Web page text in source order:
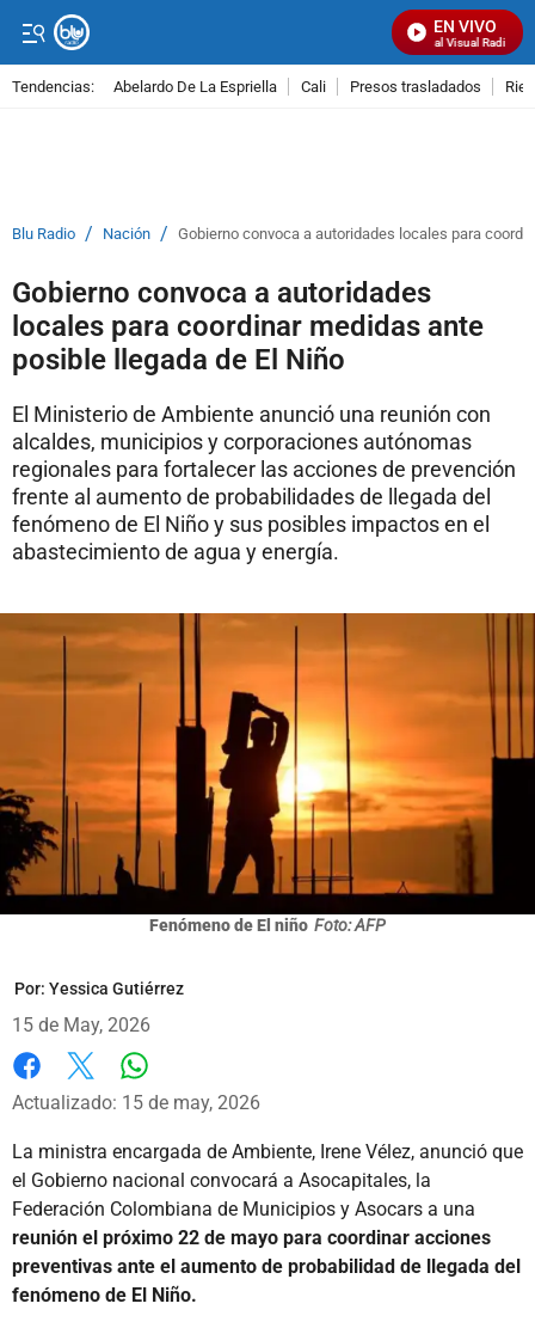
EN VIVO
Señal Visual Radio
Tendencias: Abelardo De La Espriella Cali Presos trasladados
Blu Radio / Nación / Gobierno convoca a autoridades locales para
Gobierno convoca a autoridades
locales para coordinar medidas ante
posible llegada de El Niño
El Ministerio de Ambiente anunció una reunión con
alcaldes, municipios y corporaciones autónomas
regionales para fortalecer las acciones de prevención
frente al aumento de probabilidades de llegada del
fenómeno de El Niño y sus posibles impactos en el
abastecimiento de agua y energía.
Fenómeno de El niño Foto: AFP
Por: Yessica Gutiérrez
15 de May, 2026
Facebook
X
Actualizado: 15 de may, 2026
La ministra encargada de Ambiente, Irene Vélez, anunció que
el Gobierno nacional convocará a Asocapitales, la
Federación Colombiana de Municipios y Asocars a una
reunión el próximo 22 de mayo para coordinar acciones
preventivas ante el aumento de probabilidad de llegada del
fenómeno de El Niño.